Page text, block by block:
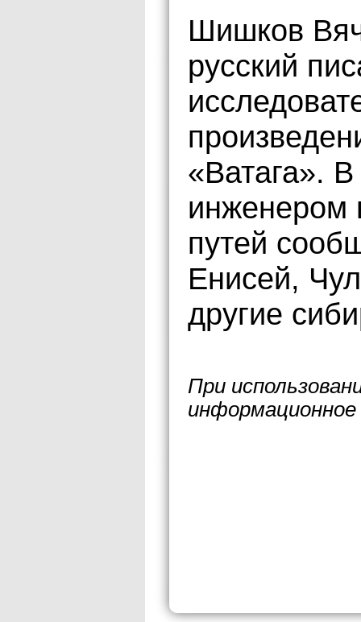
Шишков
русский
«Ватага».
инженером
путей
Енисей,
другие
При